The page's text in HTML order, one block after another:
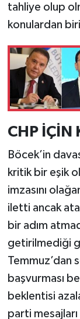
tahliye olup
konulardan
CHP İÇİN
Böcek’in
kritik bir eşik
imzasını
iletti ancak
bir adım
getirilmediği
Temmuz’dan
başvurması
beklentisi
parti